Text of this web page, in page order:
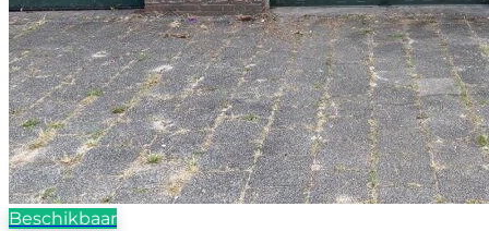
Beschikbaar